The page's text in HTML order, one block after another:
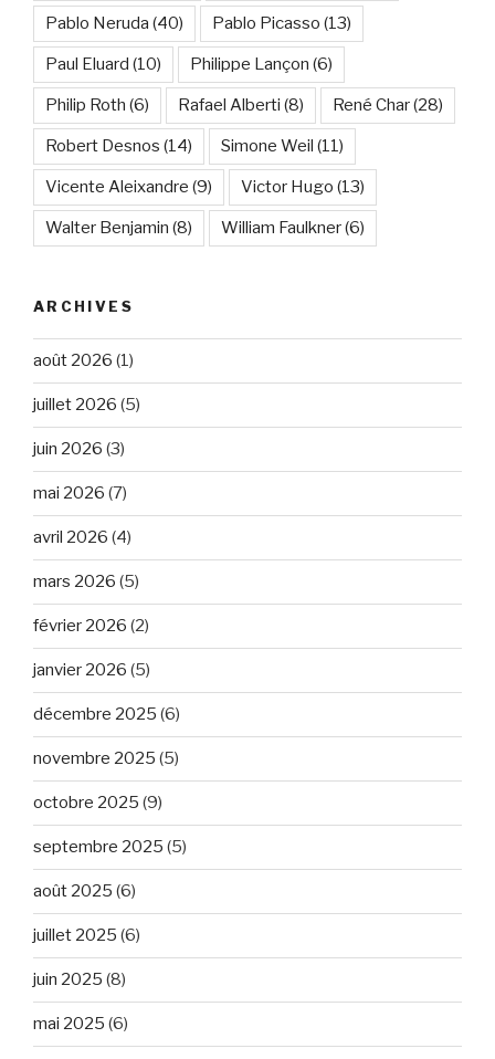
Pablo Neruda (40) Pablo Picasso (13)
Paul Eluard (10) Philippe Lançon (6)
Philip Roth (6) Rafael Alberti (8) René Char(28)
Robert Desnos (14) Simone Weil (11)
Vicente Aleixandre (9) Victor Hugo (13)
Walter Benjamin (8) William Faulkner(6)
ARCHIVES
août 2026 (1)
juillet 2026 (5)
juin 2026 (3)
mai 2026 (7)
avril 2026 (4)
mars 2026 (5)
février 2026 (2)
janvier 2026 (5)
décembre 2025 (6)
novembre 2025 (5)
octobre 2025 (9)
septembre 2025 (5)
août 2025 (6)
juillet 2025 (6)
juin 2025 (8)
mai 2025 (6)